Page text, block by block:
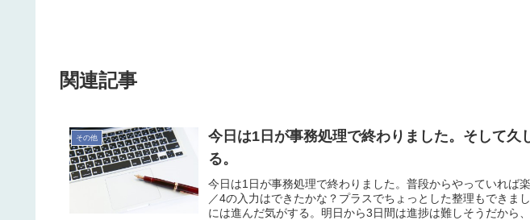
関連記事
その他
今日は1日が事務処理で終わりました。そして久
る。
今日は1日が事務処理で終わりました。普段からやっていれば
／4の入力はできたかな？プラスでちょっとした整理もできま
には進んだ気がする。明日から3日間は進捗は難しそうだから、